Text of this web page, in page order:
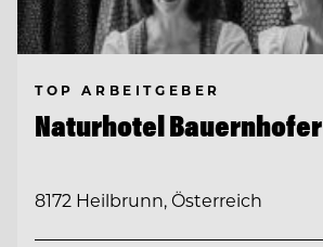
TOP ARBEITGEBER
Naturhotel Bauernhofer
8172 Heilbrunn, Österreich